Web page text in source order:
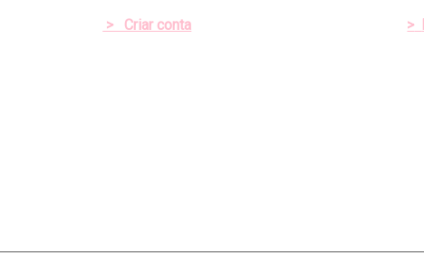
> Criar conta
>